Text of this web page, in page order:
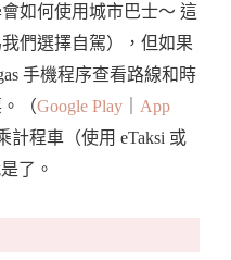
如何使用城市巴士～ 這
們選擇自駕），但如果
手機程序查看路線和時
（Google Play
App
計程車（使用 eTaksi 或
了。